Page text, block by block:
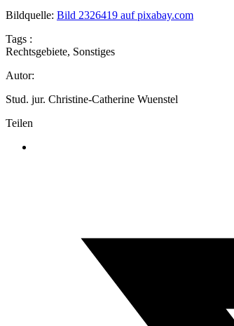
Bildquelle: Bild 2326419 auf pixabay.com
Tags :
Rechtsgebiete, Sonstiges
Autor:
Stud. jur. Christine-Catherine Wuenstel
Teilen